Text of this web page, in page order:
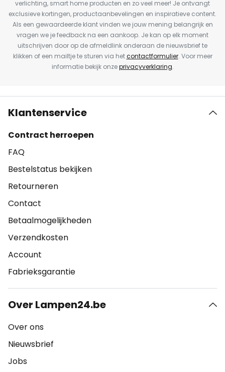
verlichting, smart home producten en zo veel meer! Je ontvangt
exclusieve kortingen, productaanbevelingen en inspiratieve content.
Als een gewaardeerde klant vinden we jouw mening belangrijk en
vragen we je feedback na een aankoop. Je kan op elk moment
uitschrijven door op de afmeldlink onderaan de nieuwsbrief te
klikken of een mailtje te sturen via hetcontactformulier. Voor meer
informatie bekijk onzeprivacyverklaring.
Klantenservice
Contract herroepen
FAQ
Bestelstatus bekijken
Retourneren
Contact
Betaalmogelijkheden
Verzendkosten
Account
Fabrieksgarantie
Over Lampen24.be
Over ons
Nieuwsbrief
Jobs